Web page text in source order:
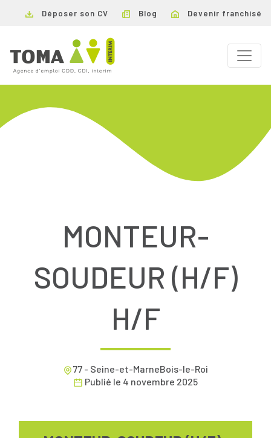
Déposer son CV Blog Devenir franchisé
MONTEUR-
SOUDEUR (H/F)
H/F
77 - Seine-et-MarneBois-le-Roi
Publié le 4 novembre 2025